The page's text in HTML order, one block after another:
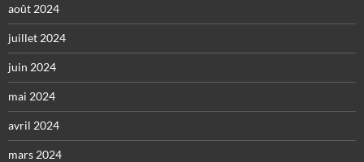
août 2024
juillet 2024
juin 2024
mai 2024
avril 2024
mars 2024